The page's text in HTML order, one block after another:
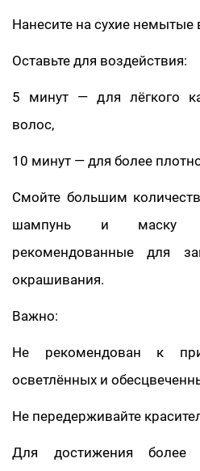
Нанесите на сухие
Оставьте для воздействия:
5 минут — для лёгкого
волос,
10 минут — для более
Смойте большим
шампунь и маску
рекомендованные для
окрашивания.
Важно:
Не рекомендован к
осветлённых и
Не передерживайте
Для достижения более